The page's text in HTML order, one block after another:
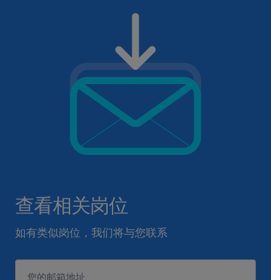
查看相关岗位
如有类似岗位，我们将与您联系